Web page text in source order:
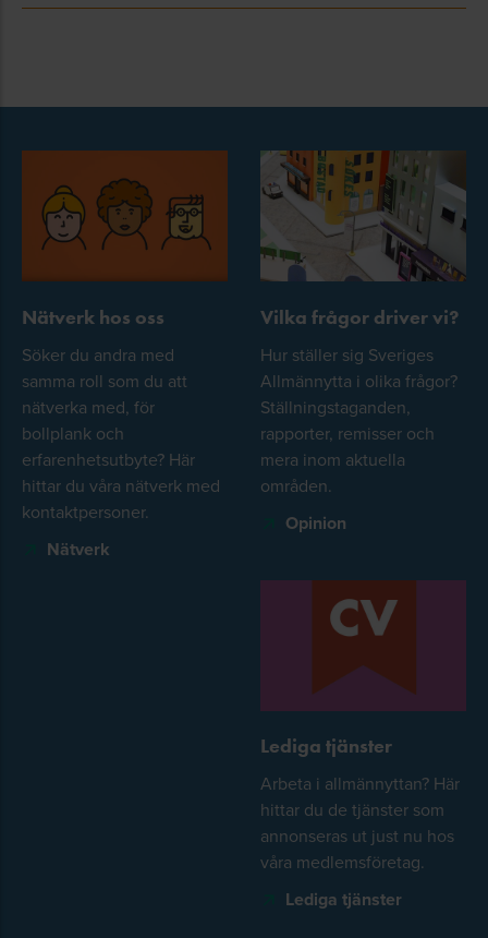
Nätverk hos oss
Söker du andra med
samma roll som du att
nätverka med, för
bollplank och
erfarenhetsutbyte? Här
hittar du våra nätverk med
kontaktpersoner.
Nätverk
Vilka frågor driver vi?
Hur ställer sig Sveriges
Allmännytta i olika frågor?
Ställningstaganden,
rapporter, remisser och
mera inom aktuella
områden.
Opinion
Lediga tjänster
Arbeta i allmännyttan? Här
hittar du de tjänster som
annonseras ut just nu hos
våra medlemsföretag.
Lediga tjänster